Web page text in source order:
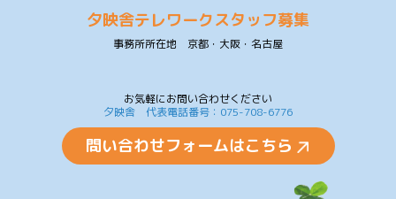
夕映舎テレワークスタッフ募集
事務所所在地 京都・大阪・名古屋
お気軽にお問い合わせください
夕映舎 代表電話番号：075-708-6776
問い合わせフォームはこちら